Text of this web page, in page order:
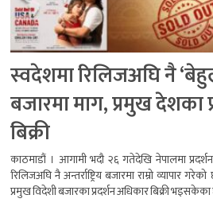
स्वदेशमा रिलिजअघि नै
बजारमा माग, प्रमुख देशका
बिक्री
काठमाडौं । आगामी भदौ २६ गतेदेखि नेपालमा
रिलिजअघि नै अन्तर्राष्ट्रिय बजारमा राम्रो व्यापार
प्रमुख विदेशी बजारका प्रदर्शन अधिकार बिक्री